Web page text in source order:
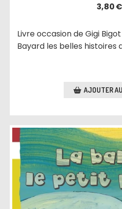
3,80€
Livre occasion de Gigi
Bayard les belles
AJOUTER